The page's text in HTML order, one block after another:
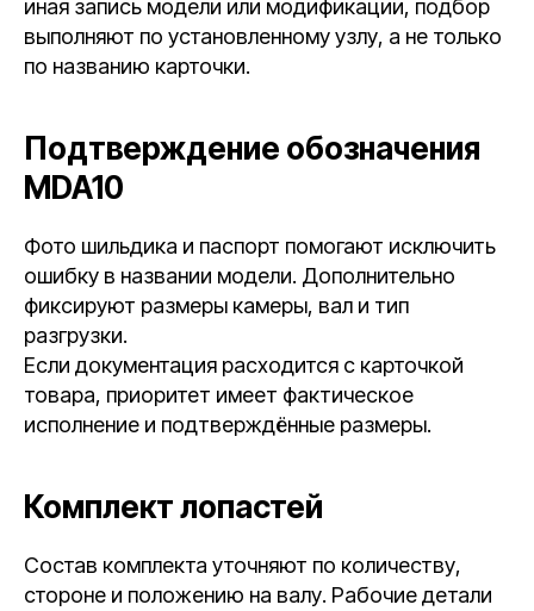
иная запись модели или модификации, подбор
выполняют по установленному узлу, а не только
по названию карточки.
Подтверждение обозначения
MDA10
Фото шильдика и паспорт помогают исключить
ошибку в названии модели. Дополнительно
фиксируют размеры камеры, вал и тип
разгрузки.
Если документация расходится с карточкой
товара, приоритет имеет фактическое
исполнение и подтверждённые размеры.
Комплект лопастей
Состав комплекта уточняют по количеству,
стороне и положению на валу. Рабочие детали